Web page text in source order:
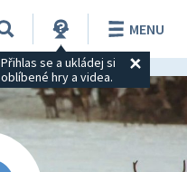
Přihlas se a ukládej si
oblíbené hry a videa.
MENU